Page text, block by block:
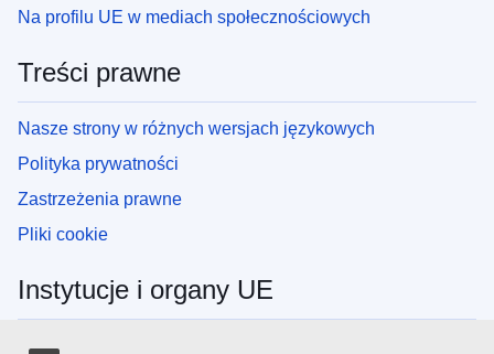
Na profilu UE w mediach społecznościowych
Treści prawne
Nasze strony w różnych wersjach językowych
Polityka prywatności
Zastrzeżenia prawne
Pliki cookie
Instytucje i organy UE
Wyszukiwanie instytucji i organów UE